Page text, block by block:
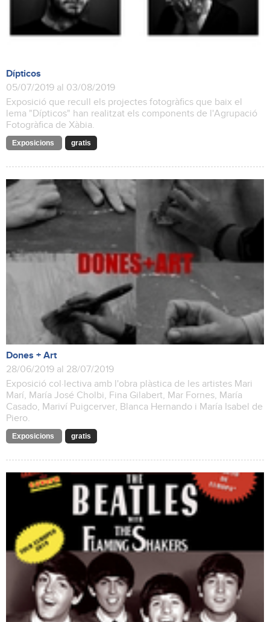
Dípticos
05/07/2019 al 03/08/2019
Exposició que recull els projectes fotogràfics que baix el
lema "Dípticos" han realitzat els components de l'Agrupació
Fotogràfica de Xàbia.
Exposicions gratis
Dones + Art
28/06/2019 al 28/07/2019
Exposició col·lectiva amb l'obra plàstica de les artistes Mari
Marí, María José Cholbi, Fina Gilabert, Mar Fornes, María
Casado, Mariví Puigcerver, Blanca Hernando i María Isabel de
Piero.
Exposicions gratis